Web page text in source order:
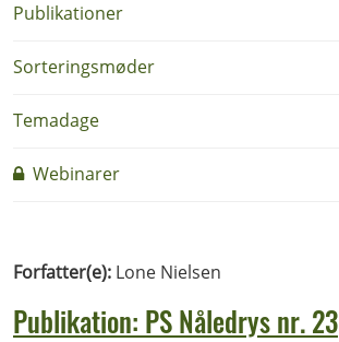
Publikationer
Sorteringsmøder
Temadage
Webinarer
Forfatter(e): Lone Nielsen
Publikation: PS Nåledrys nr. 23